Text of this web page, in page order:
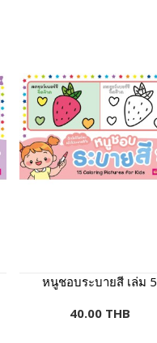
หนูชอบระบายสี เล่ม 5
40.00 THB